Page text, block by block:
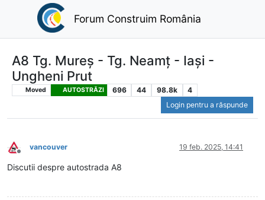
Forum Construim România
A8 Tg. Mureș - Tg. Neamț - Iași -
Ungheni Prut
Moved AUTOSTRĂZI 696 44 98.8k
4
Login pentru a răspunde
Deconectat
vancouver 19 feb. 2025, 14:41
Discutii despre autostrada A8